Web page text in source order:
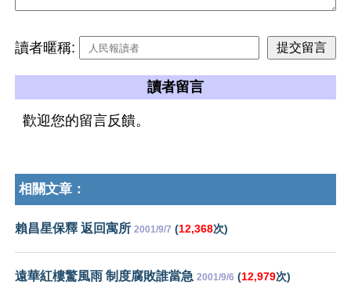
讀者暱稱:
讀者留言
歡迎您的留言反饋。
相關文章：
賴昌星保釋 返回寓所 2001/9/7 (12,368次)
遠華紅樓驚風雨 制度腐敗誰當急 2001/9/6 (12,979次)